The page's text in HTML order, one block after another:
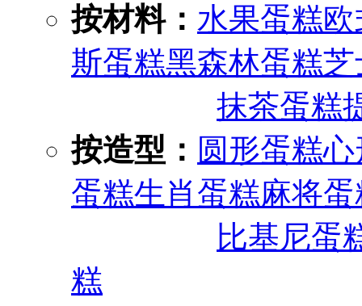
按材料： 水果蛋糕
斯蛋糕黑森林蛋糕芝
抹茶蛋糕
按造型： 圆形蛋糕心
蛋糕生肖蛋糕麻将
比基尼蛋
糕